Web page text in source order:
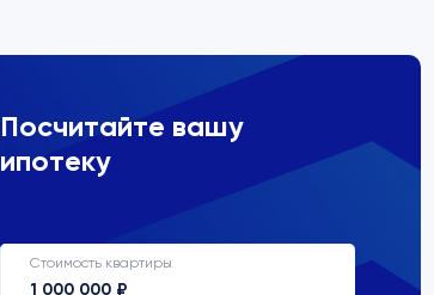
Посчитайте вашу
ипотеку
Стоимость квартиры
ВТБ
Процентная ставка
Срок кредитования